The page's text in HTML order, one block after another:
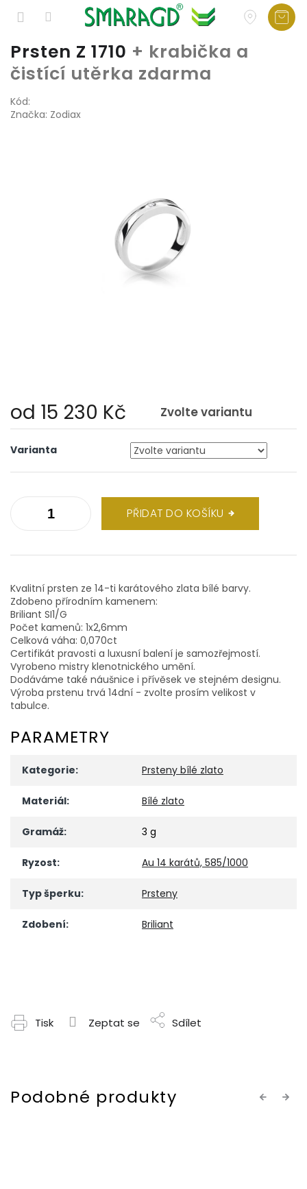
Přejít
obsah
Prsten Z 1710 + krabička a
čistící utěrka zdarma
Kód:
Značka: Zodiax
od 15 230 Kč Zvolte variantu
cena:
Varianta
PŘIDAT DO KOŠÍKU
Kvalitní prsten ze 14-ti karátového zlata bílé barvy.
Zdobeno přírodním kamenem:
Briliant SI1/G
Počet kamenů: 1x2,6mm
Celková váha: 0,070ct
Certifikát pravosti a luxusní balení je samozřejmostí.
Vyrobeno mistry klenotnického umění.
Dodáváme také náušnice i přívěsek ve stejném designu.
Výroba prstenu trvá 14dní - zvolte prosím velikost v
tabulce.
PARAMETRY
Kategorie: Prsteny bílé zlato
Materiál: Bílé zlato
Gramáž: 3 g
Ryzost: Au 14 karátů, 585/1000
Typ šperku: Prsteny
Zdobení: Briliant
Tisk Zeptat se Sdílet
Previous
Next